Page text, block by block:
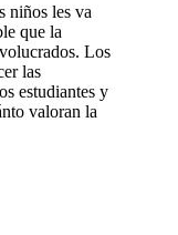
niños les va
que la
Los
las
estudiantes y
valoran la